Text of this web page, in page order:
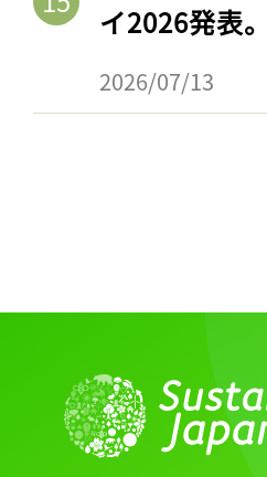
イ2026発表
2026/07/13